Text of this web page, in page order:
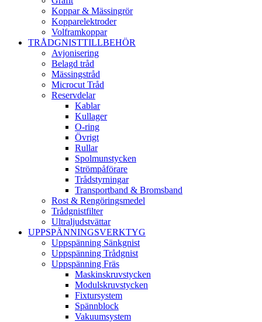
Koppar & Mässingrör
Kopparelektroder
Volframkoppar
TRÅDGNISTTILLBEHÖR
Avjonisering
Belagd tråd
Mässingstråd
Microcut Tråd
Reservdelar
Kablar
Kullager
O-ring
Övrigt
Rullar
Spolmunstycken
Strömpåförare
Trådstyrningar
Transportband & Bromsband
Rost & Rengöringsmedel
Trådgnistfilter
Ultraljudstvättar
UPPSPÄNNINGSVERKTYG
Uppspänning Sänkgnist
Uppspänning Trådgnist
Uppspänning Fräs
Maskinskruvstycken
Modulskruvstycken
Fixtursystem
Spännblock
Vakuumsystem